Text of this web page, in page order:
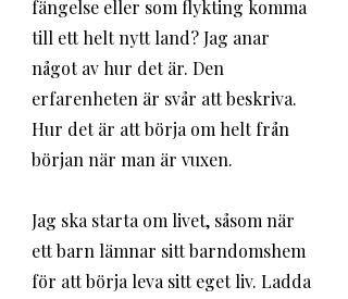
fängelse eller som flykting komma
till ett helt nytt land? Jag anar
något av hur det är. Den
erfarenheten är svår att beskriva.
Hur det är att börja om helt från
början när man är vuxen.
Jag ska starta om livet, såsom när
ett barn lämnar sitt barndomshem
för att börja leva sitt eget liv. Ladda